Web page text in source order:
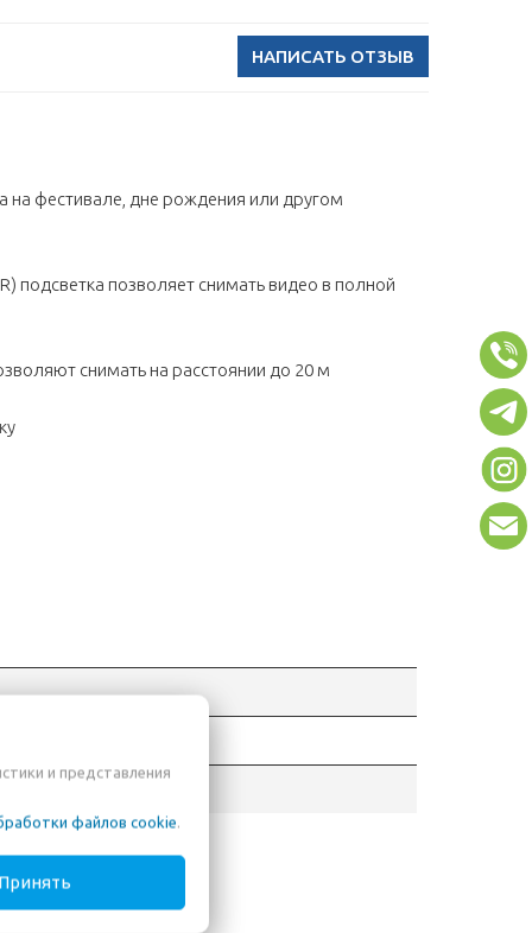
НАПИСАТЬ ОТЗЫВ
на фестивале, дне рождения или другом
подсветка позволяет снимать видео в полной
снимать на расстоянии до 20 м
и представления
файлов cookie.
Принять